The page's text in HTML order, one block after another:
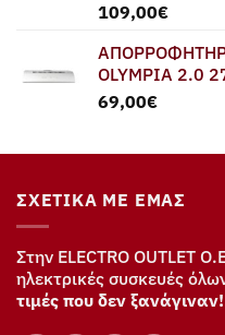
109,00€
OLYMPIA 2.0
69,00€
ΣΧΕΤΙΚΆ ΜΕ ΕΜΆΣ
Στην ELECTRO OUTLET
ηλεκτρικές συσκευές
τιμές που δεν ξανάγιναν!